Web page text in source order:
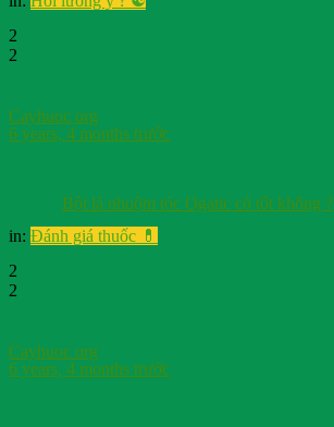
2
2
Cayhuoc org
6 years, 4 months trước
Bột lá nhuộm tóc Ogatic có tốt không ?
in: Đánh giá thuốc 💊
2
2
Cayhuoc org
6 years, 4 months trước